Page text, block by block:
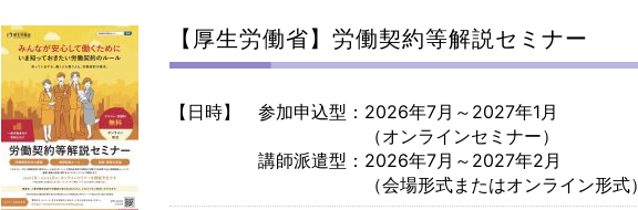
【厚生労働省】労働契約等解説セミナー
【日時】
参加申込型：2026年7月～2027年1月
（オンラインセミナー）
講師派遣型：2026年7月～2027年2月
（会場形式またはオンライン形式）